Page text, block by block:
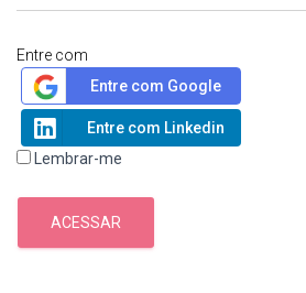
Entre com
Entre com Google
Entre com Linkedin
Lembrar-me
ACESSAR